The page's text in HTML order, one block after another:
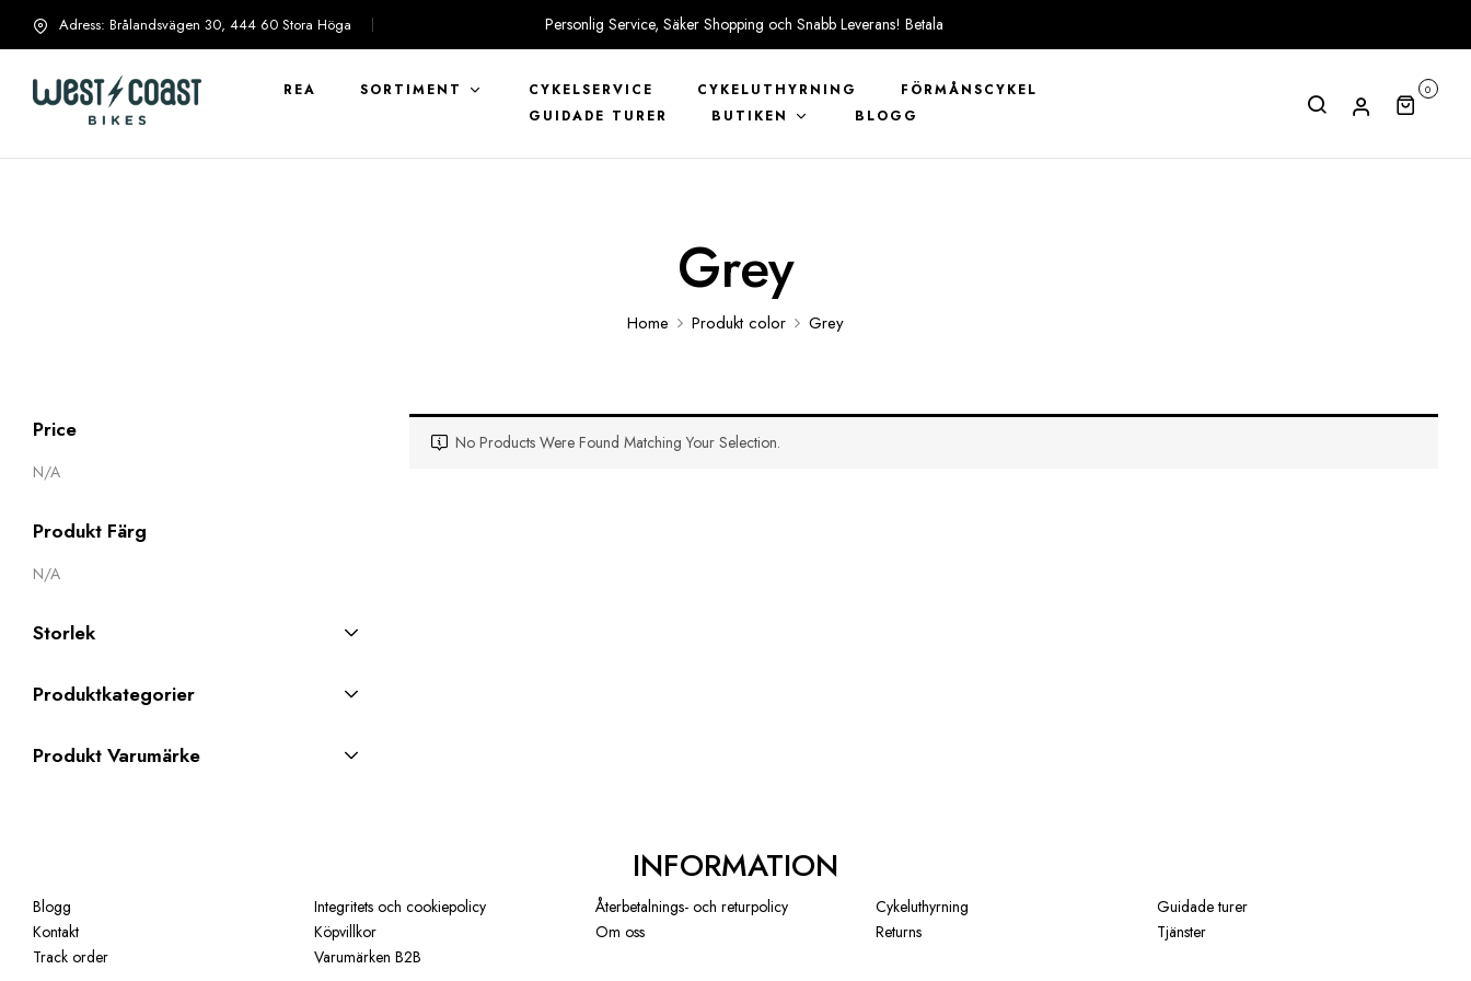
Adress: Brålandsvägen 30, 444 60 Stora Höga
info@westcoastbikes.se
Personlig Service, Säker Shopping och Snabb Leverans! Betala
REA SORTIMENT CYKELSERVICE CYKELUTHYRNING
FÖRMÅNSCYKEL
GUIDADE TURER
BUTIKEN BLOGG
0
Grey
Home Produkt color Grey
Price
N/A
Produkt Färg
N/A
Storlek
Produktkategorier
Produkt Varumärke
No Products Were Found Matching Your Selection.
INFORMATION
Blogg Integritets och cookiepolicy Återbetalnings- och returpolicy Cykeluthyrning
Guidade turer
Kontakt
Köpvillkor Om oss Returns
Tjänster
Track order
Varumärken B2B